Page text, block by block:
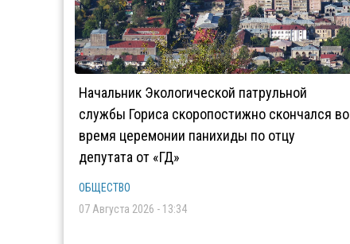
Начальник Экологической патрульной
службы Гориса скоропостижно скончался во
время церемонии панихиды по отцу
депутата от «ГД»
ОБЩЕСТВО
07 Августа 2026 - 13:34